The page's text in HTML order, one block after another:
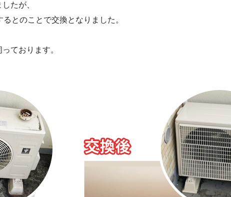
たが、
とのことで交換となりました。
ております。